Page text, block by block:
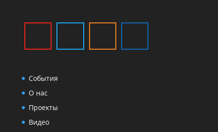
События
О нас
Проекты
Видео